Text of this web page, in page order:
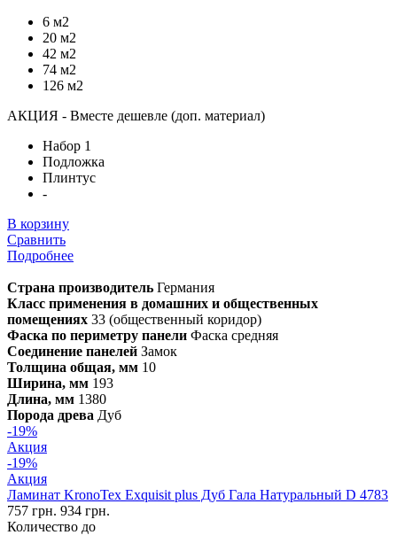
6 м2
20 м2
42 м2
74 м2
126 м2
АКЦИЯ - Вместе дешевле (доп. материал)
Набор 1
Подложка
Плинтус
-
В корзину
Сравнить
Подробнее
Страна производитель Германия
Класс применения в домашних и общественных
помещениях 33 (общественный коридор)
Фаска по периметру панели Фаска средняя
Соединение панелей Замок
Толщина общая, мм 10
Ширина, мм 193
Длина, мм 1380
Порода древа Дуб
-19%
Акция
-19%
Акция
Ламинат KronoTex Exquisit plus Дуб Гала Натуральный D 4783
757 грн. 934 грн.
Количество до